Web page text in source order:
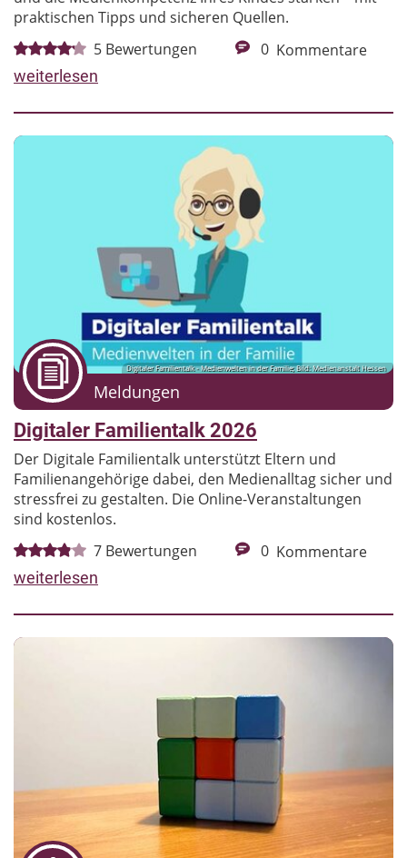
praktischen Tipps und sicheren Quellen.
5 Bewertungen 0 Kommentare
weiterlesen
Digitaler Familientalk - Medienwelten in der Familie; Bild: Medienanstalt Hessen
Meldungen
Digitaler Familientalk 2026
Der Digitale Familientalk unterstützt Eltern und
Familienangehörige dabei, den Medienalltag sicher und
stressfrei zu gestalten. Die Online-Veranstaltungen
sind kostenlos.
7 Bewertungen 0 Kommentare
weiterlesen